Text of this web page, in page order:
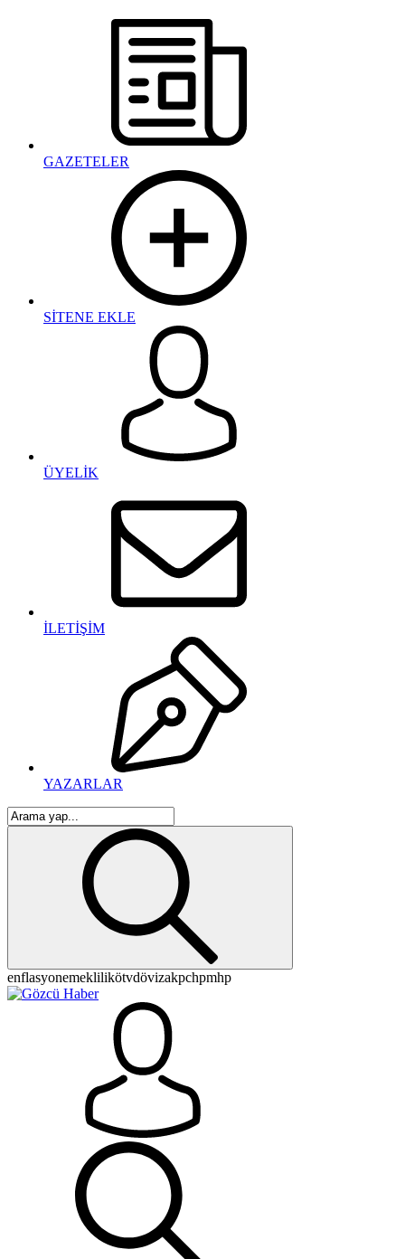
GAZETELER
SİTENE EKLE
ÜYELİK
İLETİŞİM
YAZARLAR
enflasyonemeklilikötvdövizakpchpmhp